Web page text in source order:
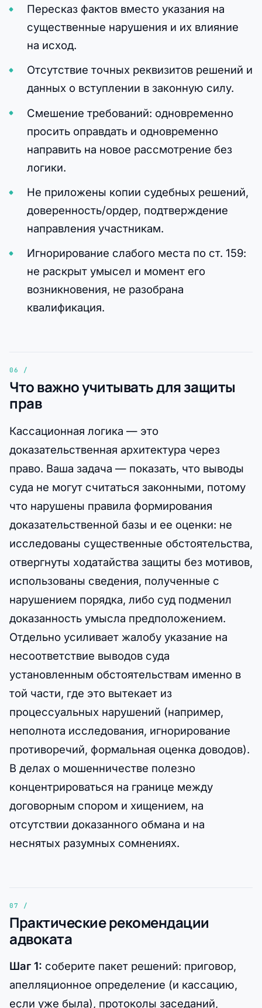
Пересказ фактов вместо указания на
существенные нарушения и их влияние
на исход.
Отсутствие точных реквизитов решений и
данных о вступлении в законную силу.
Смешение требований: одновременно
просить оправдать и одновременно
направить на новое рассмотрение без
логики.
Не приложены копии судебных решений,
доверенность/ордер, подтверждение
направления участникам.
Игнорирование слабого места по ст. 159:
не раскрыт умысел и момент его
возникновения, не разобрана
квалификация.
Что важно учитывать для защиты
прав
Кассационная логика — это
доказательственная архитектура через
право. Ваша задача — показать, что выводы
суда не могут считаться законными, потому
что нарушены правила формирования
доказательственной базы и ее оценки: не
исследованы существенные обстоятельства,
отвергнуты ходатайства защиты без мотивов,
использованы сведения, полученные с
нарушением порядка, либо суд подменил
доказанность умысла предположением.
Отдельно усиливает жалобу указание на
несоответствие выводов суда
установленным обстоятельствам именно в
той части, где это вытекает из
процессуальных нарушений (например,
неполнота исследования, игнорирование
противоречий, формальная оценка доводов).
В делах о мошенничестве полезно
концентрироваться на границе между
договорным спором и хищением, на
отсутствии доказанного обмана и на
неснятых разумных сомнениях.
Практические рекомендации
адвоката
Шаг 1: соберите пакет решений: приговор,
апелляционное определение (и кассацию,
если уже была), протоколы заседаний,